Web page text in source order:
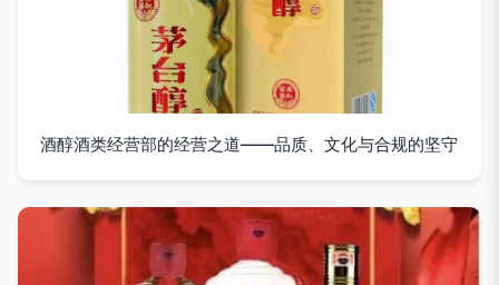
酒醇酒类经营部的经营之道——品质、文化与合规的坚守